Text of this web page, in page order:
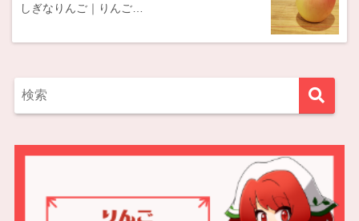
しぎなりんご｜りんご…